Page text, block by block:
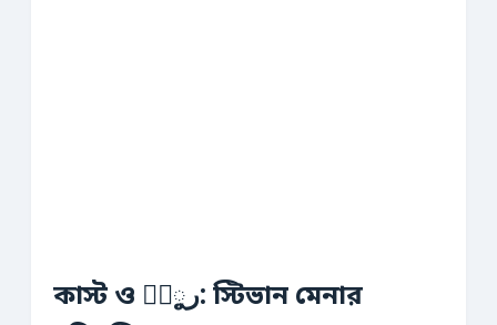
কাস্ট ও কْرু: স্টিভান মেনার